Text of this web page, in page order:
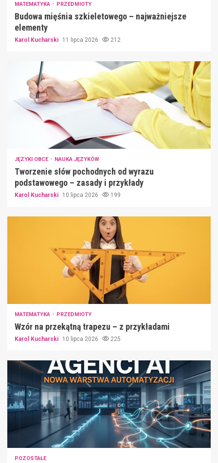
MATEMATYKA PRZEDMIOTY
Budowa mięśnia szkieletowego – najważniejsze
elementy
Karol Kucharski 11 lipca 2026 212
JĘZYKI OBCE NAUKA JĘZYKÓW
Tworzenie słów pochodnych od wyrazu
podstawowego – zasady i przykłady
Karol Kucharski 10 lipca 2026 199
MATEMATYKA PRZEDMIOTY
Wzór na przekątną trapezu – z przykładami
Karol Kucharski 10 lipca 2026 225
POZOSTAŁE